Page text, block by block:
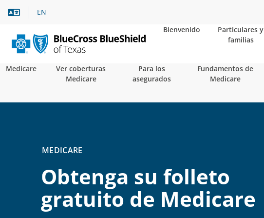
Asistencia lingüística
EN
Bienvenido
Particulares y
familias
Medicare
Ver coberturas
Medicare
Para los
asegurados
Fundamentos de
Medicare
MEDICARE
Obtenga su folleto
gratuito de Medicare